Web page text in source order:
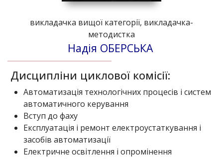
викладачка вищої категорії, викладачка-
методистка
Надія ОБЕРСЬКА
Дисципліни циклової комісії:
Автоматизація технологічних процесів і систем
автоматичного керування
Вступ до фаху
Експлуатація і ремонт електроустаткування і
засобів автоматизації
Електричне освітлення і опромінення